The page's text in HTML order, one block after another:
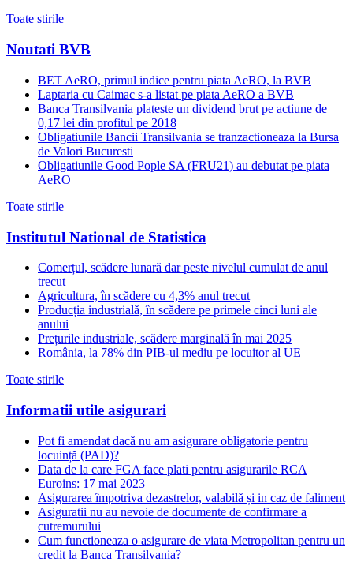
Toate stirile
Noutati BVB
BET AeRO, primul indice pentru piata AeRO, la BVB
Laptaria cu Caimac s-a listat pe piata AeRO a BVB
Banca Transilvania plateste un dividend brut pe actiune de
0,17 lei din profitul pe 2018
Obligatiunile Bancii Transilvania se tranzactioneaza la Bursa
de Valori Bucuresti
Obligatiunile Good Pople SA (FRU21) au debutat pe piata
AeRO
Toate stirile
Institutul National de Statistica
Comerțul, scădere lunară dar peste nivelul cumulat de anul
trecut
Agricultura, în scădere cu 4,3% anul trecut
Producția industrială, în scădere pe primele cinci luni ale
anului
Prețurile industriale, scădere marginală în mai 2025
România, la 78% din PIB-ul mediu pe locuitor al UE
Toate stirile
Informatii utile asigurari
Pot fi amendat dacă nu am asigurare obligatorie pentru
locuință (PAD)?
Data de la care FGA face plati pentru asigurarile RCA
Euroins: 17 mai 2023
Asigurarea împotriva dezastrelor, valabilă și in caz de faliment
Asiguratii nu au nevoie de documente de confirmare a
cutremurului
Cum functioneaza o asigurare de viata Metropolitan pentru un
credit la Banca Transilvania?